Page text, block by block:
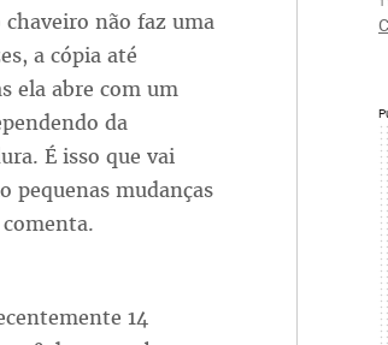
não faz uma
a cópia até
ela abre com um
da
É isso que vai
pequenas mudanças
14